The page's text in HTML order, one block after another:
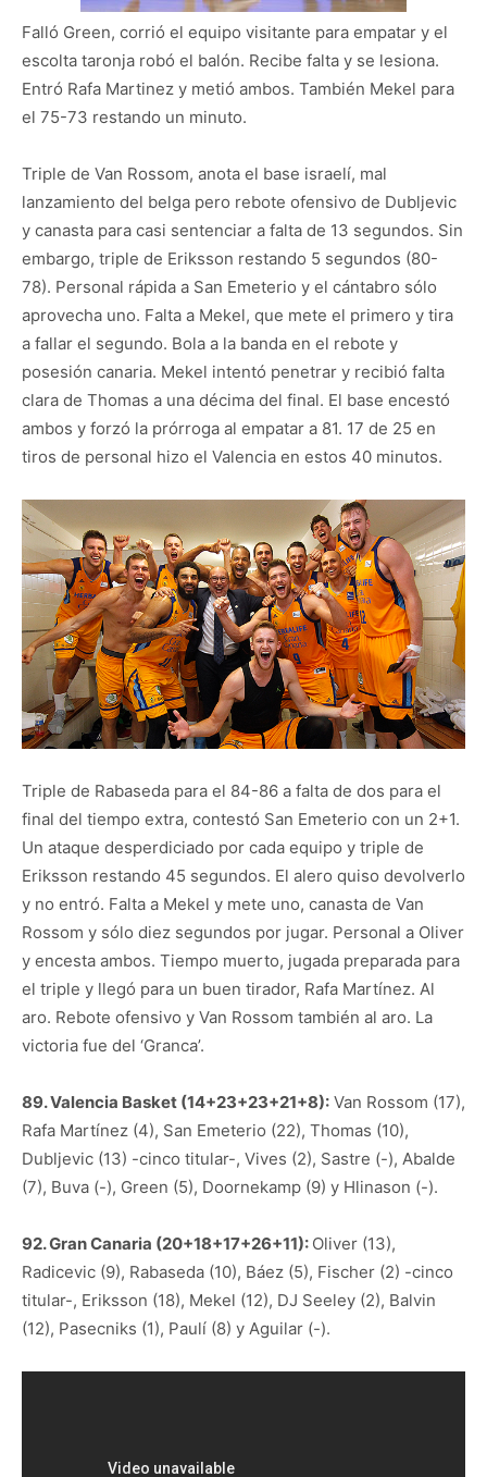
Falló Green, corrió el equipo visitante para empatar y el
escolta taronja robó el balón. Recibe falta y se lesiona.
Entró Rafa Martinez y metió ambos. También Mekel para
el 75-73 restando un minuto.
Triple de Van Rossom, anota el base israelí, mal
lanzamiento del belga pero rebote ofensivo de Dubljevic
y canasta para casi sentenciar a falta de 13 segundos. Sin
embargo, triple de Eriksson restando 5 segundos (80-
78). Personal rápida a San Emeterio y el cántabro sólo
aprovecha uno. Falta a Mekel, que mete el primero y tira
a fallar el segundo. Bola a la banda en el rebote y
posesión canaria. Mekel intentó penetrar y recibió falta
clara de Thomas a una décima del final. El base encestó
ambos y forzó la prórroga al empatar a 81. 17 de 25 en
tiros de personal hizo el Valencia en estos 40 minutos.
Triple de Rabaseda para el 84-86 a falta de dos para el
final del tiempo extra, contestó San Emeterio con un 2+1.
Un ataque desperdiciado por cada equipo y triple de
Eriksson restando 45 segundos. El alero quiso devolverlo
y no entró. Falta a Mekel y mete uno, canasta de Van
Rossom y sólo diez segundos por jugar. Personal a Oliver
y encesta ambos. Tiempo muerto, jugada preparada para
el triple y llegó para un buen tirador, Rafa Martínez. Al
aro. Rebote ofensivo y Van Rossom también al aro. La
victoria fue del ‘Granca’.
89. Valencia Basket (14+23+23+21+8): Van Rossom (17),
Rafa Martínez (4), San Emeterio (22), Thomas (10),
Dubljevic (13) -cinco titular-, Vives (2), Sastre (-), Abalde
(7), Buva (-), Green (5), Doornekamp (9) y Hlinason (-).
92. Gran Canaria (20+18+17+26+11): Oliver (13),
Radicevic (9), Rabaseda (10), Báez (5), Fischer (2) -cinco
titular-, Eriksson (18), Mekel (12), DJ Seeley (2), Balvin
(12), Pasecniks (1), Paulí (8) y Aguilar (-).